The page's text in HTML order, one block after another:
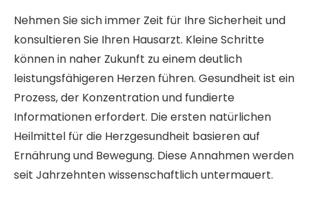
Nehmen Sie sich immer Zeit für Ihre Sicherheit und
konsultieren Sie Ihren Hausarzt. Kleine Schritte
können in naher Zukunft zu einem deutlich
leistungsfähigeren Herzen führen. Gesundheit ist ein
Prozess, der Konzentration und fundierte
Informationen erfordert. Die ersten natürlichen
Heilmittel für die Herzgesundheit basieren auf
Ernährung und Bewegung. Diese Annahmen werden
seit Jahrzehnten wissenschaftlich untermauert.